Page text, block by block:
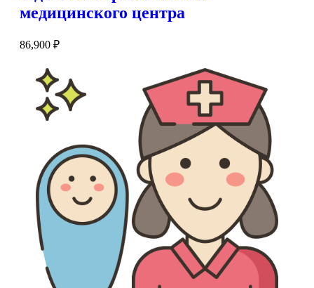
медицинского центра
86,900 ₽